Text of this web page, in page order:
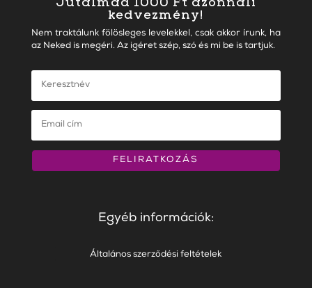
kedvezmény!
Nem traktálunk fölösleges levelekkel, csak akkor írunk, ha
az Neked is megéri. Az igéret szép, szó és mi be is tartjuk.
FELIRATKOZÁS
Egyéb információk:
Általános szerződési feltételek